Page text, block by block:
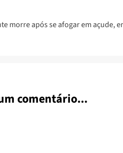
morre após se afogar em açude,
comentário...